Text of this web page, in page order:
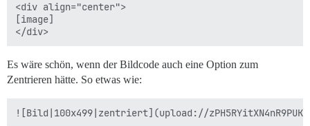
<div align="center">
[image]
Es wäre schön, wenn der Bildcode auch eine Option zum
Zentrieren hätte. So etwas wie: